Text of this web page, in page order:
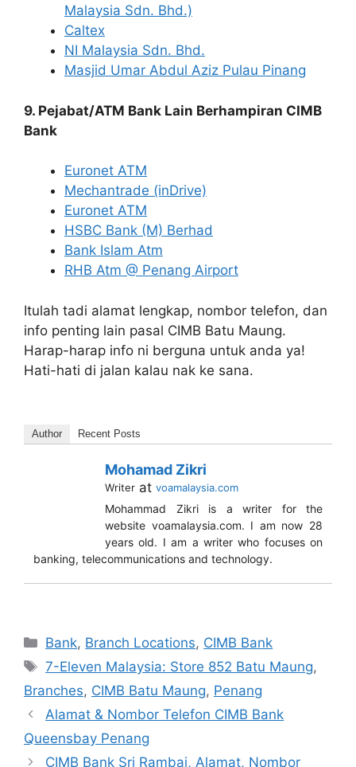
Malaysia Sdn. Bhd.)
Caltex
NI Malaysia Sdn. Bhd.
Masjid Umar Abdul Aziz Pulau Pinang
9. Pejabat/ATM Bank Lain Berhampiran CIMB
Bank
Euronet ATM
Mechantrade (inDrive)
Euronet ATM
HSBC Bank (M) Berhad
Bank Islam Atm
RHB Atm @ Penang Airport
Itulah tadi alamat lengkap, nombor telefon, dan
info penting lain pasal CIMB Batu Maung.
Harap-harap info ni berguna untuk anda ya!
Hati-hati di jalan kalau nak ke sana.
Author Recent Posts
Mohamad Zikri
Writer at voamalaysia.com
Mohammad Zikri is a writer for the
website voamalaysia.com. I am now 28
years old. I am a writer who focuses on
banking, telecommunications and technology.
Categories
Bank, Branch Locations, CIMB Bank
Tags
7-Eleven Malaysia: Store 852 Batu Maung,
Branches, CIMB Batu Maung, Penang
Alamat & Nombor Telefon CIMB Bank
Queensbay Penang
CIMB Bank Sri Rambai, Alamat, Nombor